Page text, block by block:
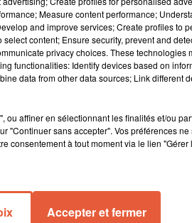
sécuriser votre domicile ?
de prendre des mesures
Measure content performance;
and improve services; Create profiles to
content; Ensure security, prevent and
privacy choices. These technologies
functionalities: Identify devices based on
data from other data sources; Link different
ou affiner en sélectionnant les finalités et/ou
"Continuer sans accepter". Vos préférences
consentement à tout moment via le lien
Accepter et fermer